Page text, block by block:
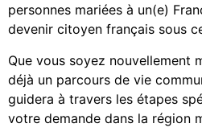
personnes mariées à un(e)
devenir citoyen français sous
Que vous soyez nouvellement
déjà un parcours de vie
guidera à travers les étapes
votre demande dans la région